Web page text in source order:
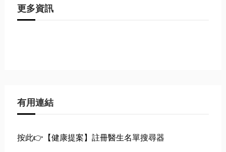
更多資訊
有用連結
按此👉【健康提案】註冊醫生名單搜尋器